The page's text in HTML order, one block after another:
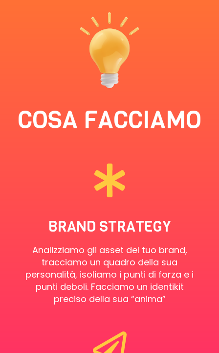
COSA FACCIAMO
BRAND STRATEGY
Analizziamo gli asset del tuo brand,
tracciamo un quadro della sua
personalità, isoliamo i punti di forza e i
punti deboli. Facciamo un identikit
preciso della sua “anima”